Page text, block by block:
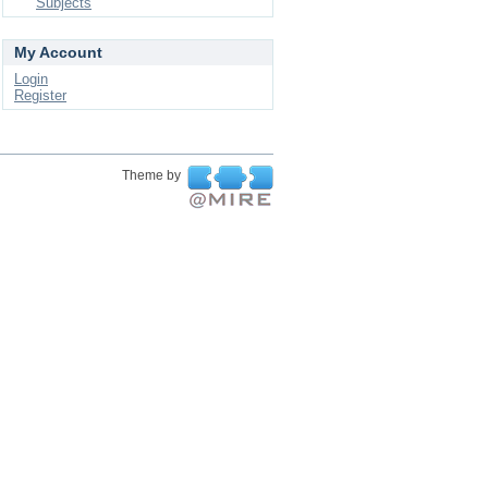
My Account
Login
Register
Theme by